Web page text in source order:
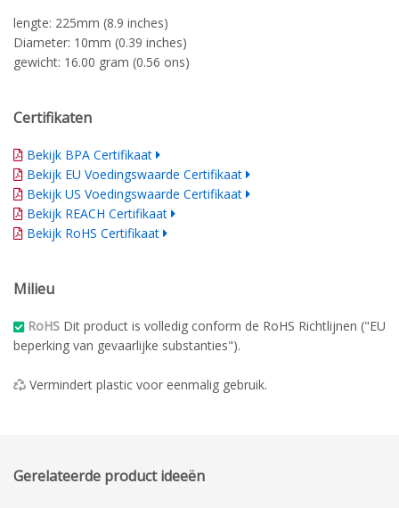
lengte: 225mm (8.9 inches)
Diameter: 10mm (0.39 inches)
gewicht: 16.00 gram (0.56 ons)
Certifikaten
Bekijk BPA Certifikaat
Bekijk EU Voedingswaarde Certifikaat
Bekijk US Voedingswaarde Certifikaat
Bekijk REACH Certifikaat
Bekijk RoHS Certifikaat
Milieu
RoHS Dit product is volledig conform de RoHS Richtlijnen ("EU
beperking van gevaarlijke substanties").
Vermindert plastic voor eenmalig gebruik.
Gerelateerde product ideeën